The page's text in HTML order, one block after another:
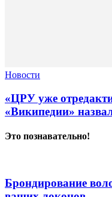
Новости
«ЦРУ уже
«Википедии»
Это познавательно!
Брондирование